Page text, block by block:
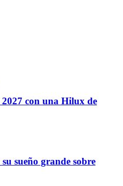
con una Hilux de
sueño grande sobre